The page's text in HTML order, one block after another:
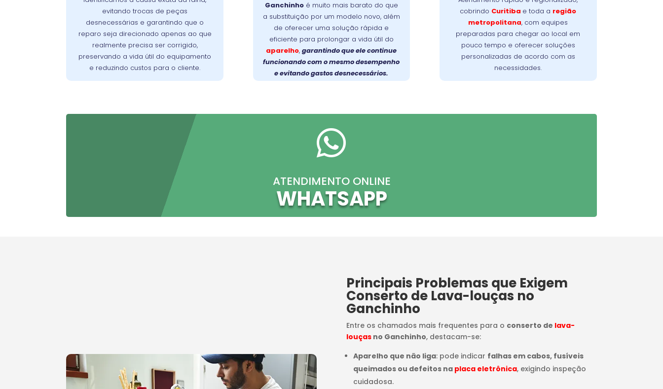
evitando trocas de peças
desnecessárias e garantindo que o
reparo seja direcionado apenas ao que
realmente precisa ser corrigido,
preservando a vida útil do equipamento
e reduzindo custos para o cliente.
identificar com exatidão a origem dos
problemas.
Assim, evitamos reparos
desnecessários, preservamos a vida útil
do aparelho e asseguramos que o cliente
pague apenas pelo que realmente
precisa ser corrigido.
Ganchinhoé muito mais barato do que
a substituição por um modelo novo, além
de oferecer uma solução rápida e
eficiente para prolongar a vida útil do
aparelho,garantindo que ele continue
funcionando com o mesmo desempenho
e evitando gastos desnecessários.
evita trocas caras e devolve a eficiência
original ao seu aparelho.
Faça a
escolha inteligente:
prolongue a vida
útil da sua lava-louças com um reparo
profissional e de qualidade!
cobrindo Curitiba e toda a região
metropolitana, com equipes
preparadas para chegar ao local em
pouco tempo e oferecer soluções
personalizadas de acordo com as
necessidades.
planejado para solucionar o problema
no menor tempo possível, minimizando a
interrupção da sua rotina.
Nossa meta é
oferecer conforto, confiança e resultados
imediatos, do primeiro contato à
conclusão do serviço.

ATENDIMENTO ONLINE
WHATSAPP
Principais Problemas que Exigem
Conserto de Lava-louças no
Ganchinho
Entre os chamados mais frequentes para o conserto de lava-
louçasno Ganchinho, destacam-se:
Aparelho que não liga: pode indicar falhas em cabos, fusíveis
queimados ou defeitos na placa eletrônica, exigindo inspeção
cuidadosa.